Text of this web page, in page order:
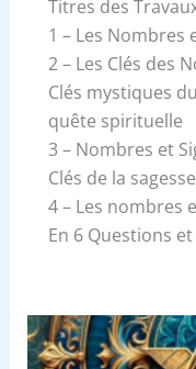
Titres des
1 – Les Nombres
2 – Les Clés des
Clés mystiques
quête spirituelle
3 – Nombres et
Clés de la
4 – Les nombres
En 6 Questions